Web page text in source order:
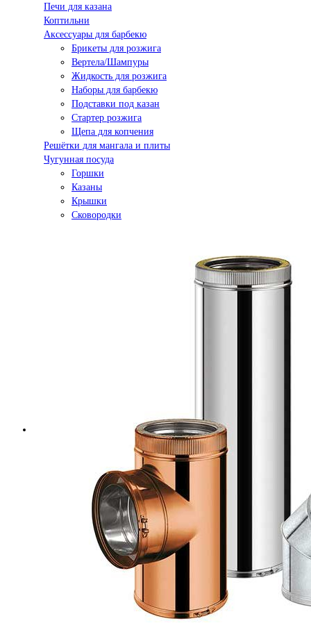
Печи для казана
Коптильни
Аксессуары для барбекю
Брикеты для розжига
Вертела/Шампуры
Жидкость для розжига
Наборы для барбекю
Подставки под казан
Стартер розжига
Щепа для копчения
Решётки для мангала и плиты
Чугунная посуда
Горшки
Казаны
Крышки
Сковородки